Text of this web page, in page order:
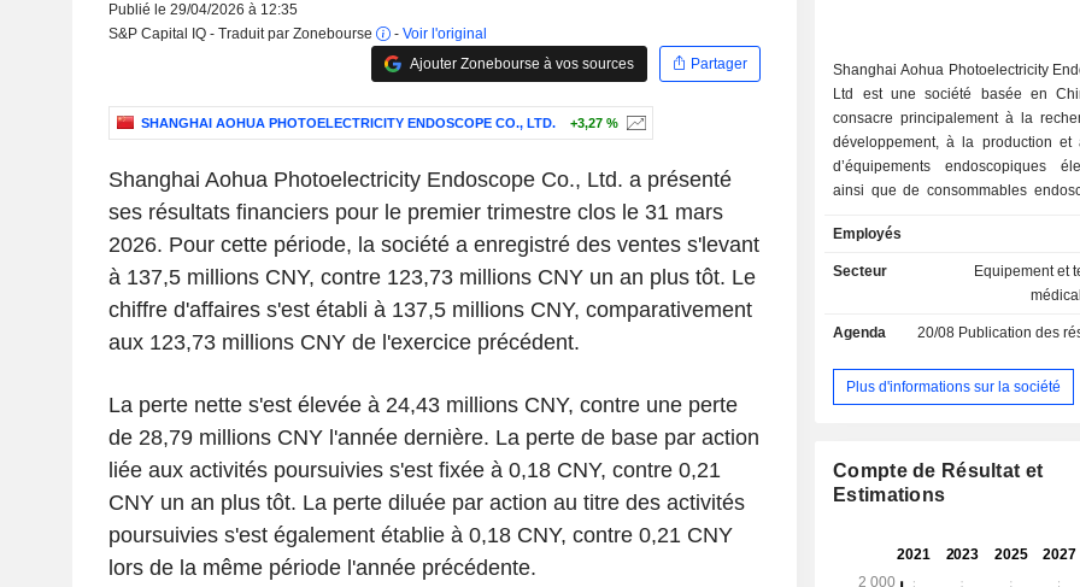
Publié le 29/04/2026 à 12:35
S&P Capital IQ - Traduit par Zonebourse
- Voir l'original
Ajouter Zonebourse à vos sources
Partager
SHANGHAI AOHUA PHOTOELECTRICITY ENDOSCOPE CO., LTD. +3,27 %
Shanghai Aohua Photoelectricity Endoscope Co., Ltd. a présenté
ses résultats financiers pour le premier trimestre clos le 31 mars
2026. Pour cette période, la société a enregistré des ventes s'levant
à 137,5 millions CNY, contre 123,73 millions CNY un an plus tôt. Le
chiffre d'affaires s'est établi à 137,5 millions CNY, comparativement
aux 123,73 millions CNY de l'exercice précédent.
La perte nette s'est élevée à 24,43 millions CNY, contre une perte
de 28,79 millions CNY l'année dernière. La perte de base par action
liée aux activités poursuivies s'est fixée à 0,18 CNY, contre 0,21
CNY un an plus tôt. La perte diluée par action au titre des activités
poursuivies s'est également établie à 0,18 CNY, contre 0,21 CNY
lors de la même période l'année précédente.
Shanghai Aohua Photoelectricity
Ltd est une société basée en
consacre principalement à la
développement, à la production et
d’équipements endoscopiques
ainsi que de consommables
équipements endoscopiques de
comprennent des unités
d’endoscopie (avec processeurs
et des dispositifs endoscopiques
diagnostique et chirurgical de
comprennent principalement des
utilisés dans des services cliniques
gastro-entérologie, la pneumologie,
d’urgence. La société exerce ses
les marchés nationaux et
Employés
Secteur
Equipement et
Agenda 20/08 Publication des résultats
Plus d'informations sur la société
Compte de Résultat et
Estimations